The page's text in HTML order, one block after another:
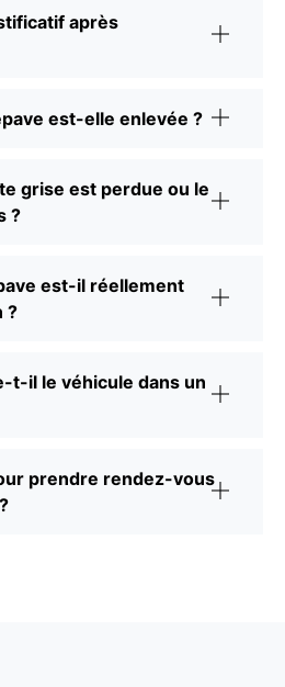
après
est-elle enlevée ?
grise est perdue ou le
?
est-il réellement
?
t-il le véhicule dans un
prendre rendez-vous